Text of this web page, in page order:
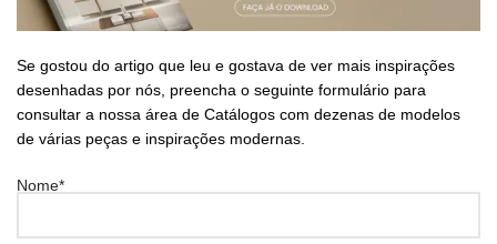
Se gostou do artigo que leu e gostava de ver mais inspirações
desenhadas por nós, preencha o seguinte formulário para
consultar a nossa área de Catálogos com dezenas de modelos
de várias peças e inspirações modernas.
Nome*